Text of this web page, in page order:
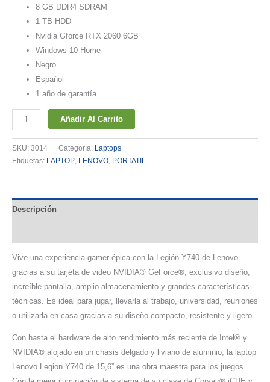
8 GB DDR4 SDRAM
1 TB HDD
Nvidia Gforce RTX 2060 6GB
Windows 10 Home
Negro
Español
1 año de garantía
Lenovo
Y740
-
Notebook
Añadir Al Carrito
SKU: 3014 Categoría:
Laptops
Etiquetas:
LAPTOP LENOVO PORTATIL
Descripción
Vive una experiencia gamer épica con la Legión Y740 de Lenovo
gracias a su tarjeta de video NVIDIA® GeForce®, exclusivo diseño,
increíble pantalla, amplio almacenamiento y grandes características
técnicas. Es ideal para jugar, llevarla al trabajo, universidad, reuniones
o utilizarla en casa gracias a su diseño compacto, resistente y ligero
Con hasta el hardware de alto rendimiento más reciente de Intel® y
NVIDIA® alojado en un chasis delgado y liviano de aluminio, la laptop
Lenovo Legion Y740 de 15,6” es una obra maestra para los juegos.